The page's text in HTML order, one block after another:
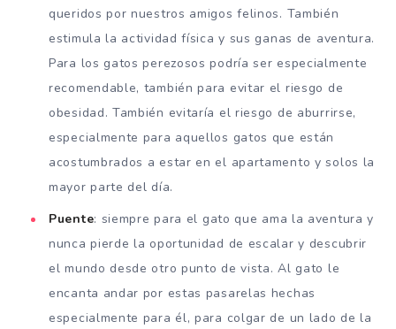
queridos por nuestros amigos felinos. También
estimula la actividad física y sus ganas de aventura.
Para los gatos perezosos podría ser especialmente
recomendable, también para evitar el riesgo de
obesidad. También evitaría el riesgo de aburrirse,
especialmente para aquellos gatos que están
acostumbrados a estar en el apartamento y solos la
mayor parte del día.
Puente: siempre para el gato que ama la aventura y
nunca pierde la oportunidad de escalar y descubrir
el mundo desde otro punto de vista. Al gato le
encanta andar por estas pasarelas hechas
especialmente para él, para colgar de un lado de la